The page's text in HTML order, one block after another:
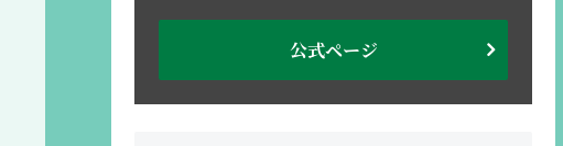
公式ページ